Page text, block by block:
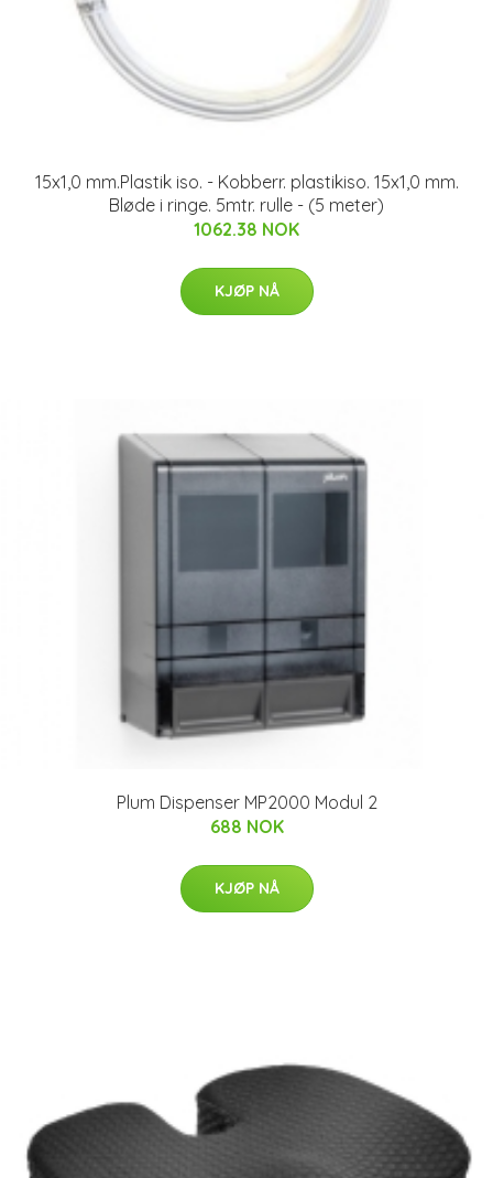
15x1,0 mm.Plastik iso. - Kobberr. plastikiso. 15x1,0 mm.
Bløde i ringe. 5mtr. rulle - (5 meter)
1062.38 NOK
KJØP NÅ
Plum Dispenser MP2000 Modul 2
688 NOK
KJØP NÅ